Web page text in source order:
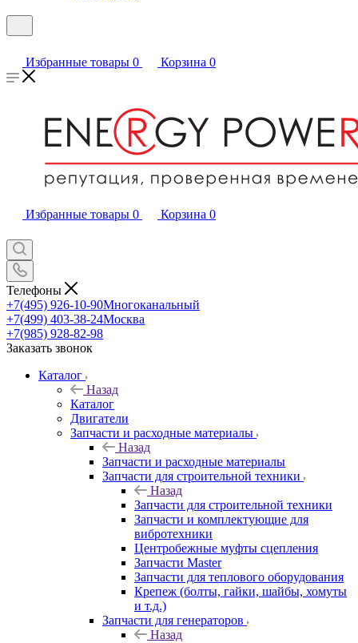
Избранные товары 0 Корзина 0
Избранные товары 0 Корзина 0
Телефоны
+7(495) 926-10-90Многоканальный
+7(499) 403-38-24Москва
+7(985) 928-82-98
Заказать звонок
Каталог
Назад
Каталог
Двигатели
Запчасти и расходные материалы
Назад
Запчасти и расходные материалы
Запчасти для строительной техники
Назад
Запчасти для строительной техники
Запчасти и комплектующие для
вибротехники
Центробежные муфты сцепления
Запчасти Master
Запчасти для теплового оборудования
Крепеж (болты, гайки, шайбы, хомуты
и т.д.)
Запчасти для генераторов
Назад